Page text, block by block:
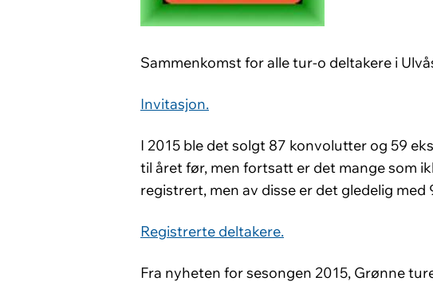
Sammenkomst for alle tur-o deltakere i
Invitasjon.
I 2015 ble det solgt 87 konvolutter og 59
til året før, men fortsatt er det mange som
registrert, men av disse er det gledelig
Registrerte deltakere.
Fra nyheten for sesongen 2015, Grønne